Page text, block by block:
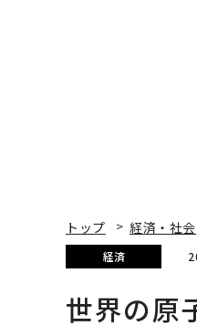
トップ 経済・社会
経済
世界の原